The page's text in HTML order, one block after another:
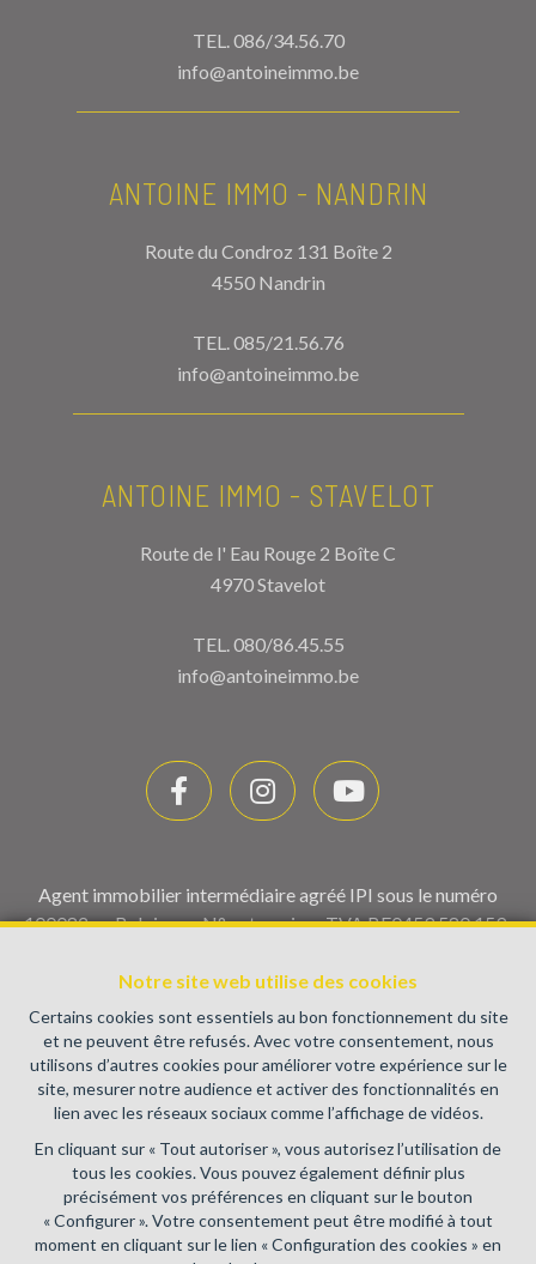
Notre site web utilise des cookies
Certains cookies sont essentiels au bon fonctionnement du site
et ne peuvent être refusés. Avec votre consentement, nous
utilisons d’autres cookies pour améliorer votre expérience sur le
site, mesurer notre audience et activer des fonctionnalités en
lien avec les réseaux sociaux comme l’affichage de vidéos.
En cliquant sur « Tout autoriser », vous autorisez l’utilisation de
tous les cookies. Vous pouvez également définir plus
précisément vos préférences en cliquant sur le bouton
« Configurer ». Votre consentement peut être modifié à tout
moment en cliquant sur le lien « Configuration des cookies » en
TEL.086/34.56.70
info@antoineimmo.be
ANTOINE IMMO - NANDRIN
Route du Condroz 131 Boîte 2
4550 Nandrin
TEL.085/21.56.76
info@antoineimmo.be
ANTOINE IMMO - STAVELOT
Route de l' Eau Rouge 2 Boîte C
4970 Stavelot
TEL.080/86.45.55
info@antoineimmo.be
Agent immobilier intermédiaire agréé IPI sous le numéro
100082 en Belgique - N° entreprise : TVA BE0459.580.159-
immobiliers, rue du Luxembourg 16B, 1000 Bruxelles (+32 2
505 38 50 - info@ipi.be) - Soumis aucode déontologique de l’
IPI
RC professionnelle et cautionnement via AXA Belgium SA,
Place du Trône 1, 1000 Bruxelles – police n° 730.390.160.
Couverture valable pour les activités réalisées en Belgique
Conditions générales d'utilisation du site
Charte de la protection de la vie privée
Configuration des cookies